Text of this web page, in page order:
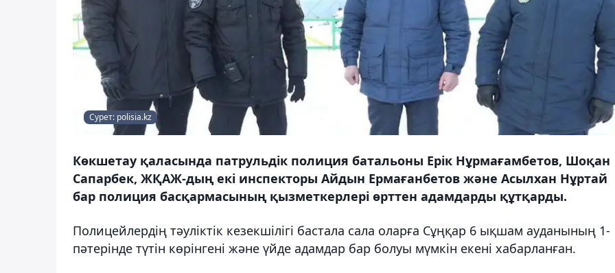
Сурет: polisia.kz
Көкшетау қаласында патрульдік полиция батальоны Ерік Нұрмағамбетов, Шоқан
Сапарбек, ЖҚАЖ-дың екі инспекторы Айдын Ермағанбетов және Асылхан Нұртай
бар полиция басқармасының қызметкерлері өрттен адамдарды құтқарды.
Полицейлердің тәуліктік кезекшілігі бастала сала оларға Сұңқар 6 ықшам ауданының 1-
пәтерінде түтін көрінгені және үйде адамдар бар болуы мүмкін екені хабарланған.